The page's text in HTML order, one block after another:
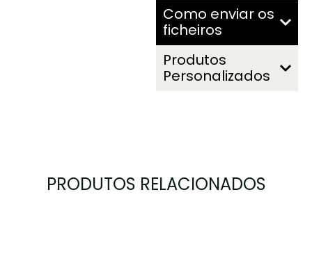
Como enviar os
ficheiros
Produtos
Personalizados
PRODUTOS RELACIONADOS